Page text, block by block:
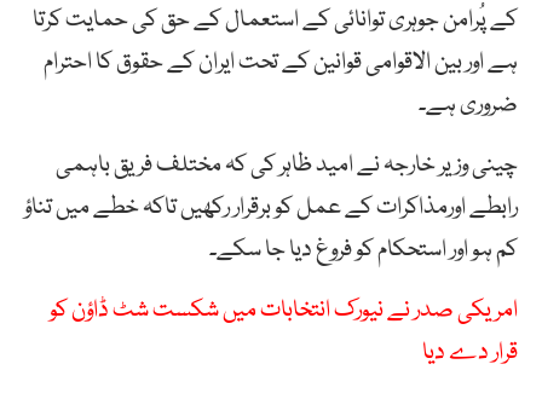
کے پُرامن جوہری توانائی کے استعمال کے حق کی حمایت کرتا
ہے اور بین الاقوامی قوانین کے تحت ایران کے حقوق کا احترام
ضروری ہے۔
چینی وزیر خارجہ نے امید ظاہر کی کہ مختلف فریق باہمی
رابطے اورمذاکرات کے عمل کو برقرار رکھیں تاکہ خطے میں تناؤ
کم ہو اور استحکام کو فروغ دیا جا سکے۔
امریکی صدر نے نیورک انتخابات میں شکست شٹ ڈاؤن کو
قرار دے دیا